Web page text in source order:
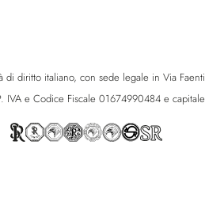
diritto italiano, con sede legale in Via
IVA e Codice Fiscale 01674990484 e